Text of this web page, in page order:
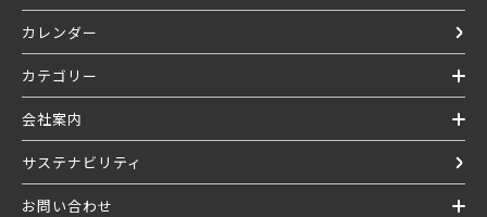
カレンダー
カテゴリー
会社案内
サステナビリティ
お問い合わせ